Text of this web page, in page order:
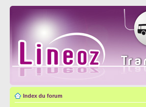
Index du forum